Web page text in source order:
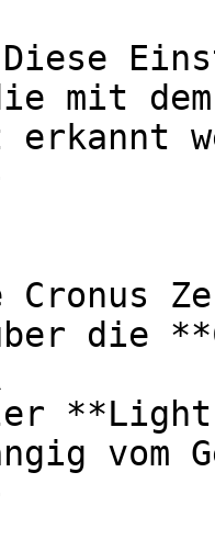
mit dem
Cronus
die